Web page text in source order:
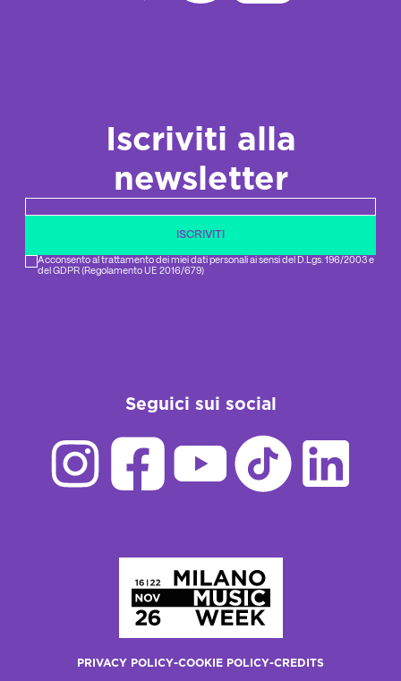
Iscriviti alla
newsletter
ISCRIVITI
Acconsento al trattamento dei miei dati personali ai sensi del D.Lgs. 196/2003 e
del GDPR (Regolamento UE 2016/679)
Seguici sui social
PRIVACY POLICY-COOKIE POLICY-CREDITS